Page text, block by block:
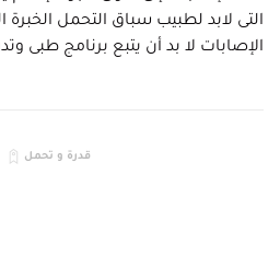
التى لابد لطبيب سباق التحمل الخبرة
الإصابات لا بد أن يتبع برنامج طبى
قدرة و تحمل